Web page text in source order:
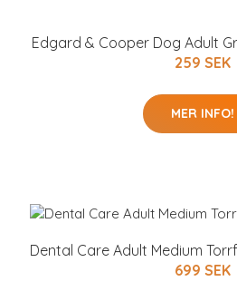
Edgard & Cooper Dog Adult
259 SEK
MER INFO!
Dental Care Adult Medium
699 SEK